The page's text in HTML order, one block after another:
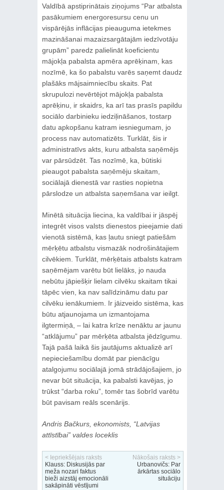
Valdībā apstiprinātais ziņojums “Par atbalsta
pasākumiem energoresursu cenu un
vispārējās inflācijas pieauguma ietekmes
mazināšanai mazaizsargātajām iedzīvotāju
grupām” paredz palielināt koeficientu
mājokļa pabalsta apmēra aprēķinam, kas
nozīmē, ka šo pabalstu varēs saņemt daudz
plašāks mājsaimniecību skaits. Pat
skrupulozi nevērtējot mājokļa pabalsta
aprēķinu, ir skaidrs, ka arī tas prasīs papildu
sociālo darbinieku iedziļināšanos, tostarp
datu apkopšanu katram iesniegumam, jo
process nav automatizēts. Turklāt, šis ir
administratīvs akts, kuru atbalsta saņēmējs
var pārsūdzēt. Tas nozīmē, ka, būtiski
pieaugot pabalsta saņēmēju skaitam,
sociālajā dienestā var rasties nopietna
pārslodze un atbalsta saņemšana var ieilgt.
Minētā situācija liecina, ka valdībai ir jāspēj
integrēt visos valsts dienestos pieejamie dati
vienotā sistēmā, kas ļautu sniegt patiešām
mērķētu atbalstu vismazāk nodrošinātajiem
cilvēkiem. Turklāt, mērķētais atbalsts katram
saņēmējam varētu būt lielāks, jo nauda
nebūtu jāpiešķir lielam cilvēku skaitam tikai
tāpēc vien, ka nav salīdzināmu datu par
cilvēku ienākumiem. Ir jāizveido sistēma, kas
būtu atjaunojama un izmantojama
ilgtermiņā, – lai katra krīze nenāktu ar jaunu
“atklājumu” par mērķēta atbalsta jēdzīgumu.
Tajā pašā laikā šis jautājums aktualizē arī
nepieciešamību domāt par pienācīgu
atalgojumu sociālajā jomā strādājošajiem, jo
nevar būt situācija, ka pabalsti kavējas, jo
trūkst “darba roku”, tomēr tas šobrīd varētu
būt pavisam reāls scenārijs.
Andris Bačkurs, ekonomists, “Latvijas
attīstībai” valdes loceklis
< Iepriekšējais raksts
Klauss: Diskusijās par
meža nozari faktus
bieži aizstāj emocionāli
sakāpināti vēstījumi
Nākošais raksts >
Urbanovičs: Par
ārkārtas sociālo
situāciju